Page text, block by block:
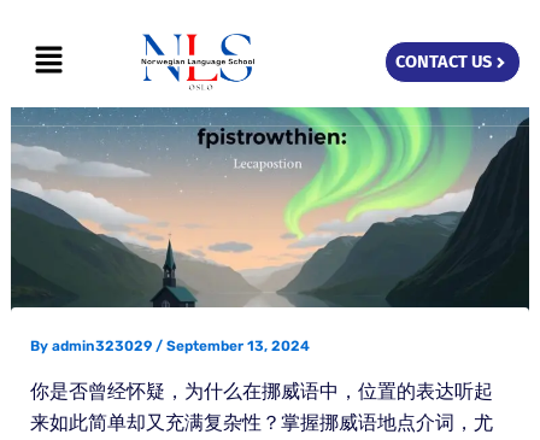
content
Menu CONTACT US
By admin323029 / September 13, 2024
你是否曾经怀疑，为什么在挪威语中，位置的表达听起
来如此简单却又充满复杂性？掌握挪威语地点介词，尤